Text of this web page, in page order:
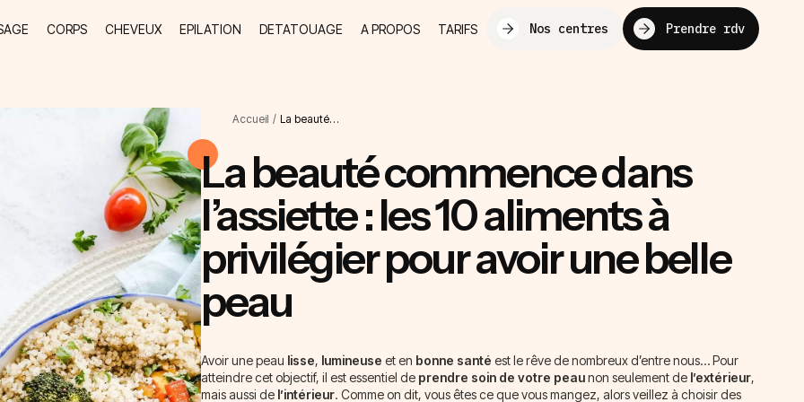
CORPS CHEVEUX EPILATION DETATOUAGE A PROPOS TARIFS Nos centres Prendre rdv
Accueil / La beauté…
La beauté commence dans
l’assiette : les 10 aliments à
privilégier pour avoir une belle
peau
Avoir une peau lisse, lumineuse et en bonne santé est le rêve de nombreux d’entre nous… Pour
atteindre cet objectif, il est essentiel de prendre soin de votre peaunon seulement de l’extérieur,
mais aussi de l’intérieur. Comme on dit, vous êtes ce que vous mangez, alors veillez à choisir des